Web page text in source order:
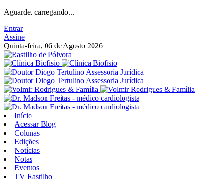
Aguarde, carregando...
Entrar
Assine
Quinta-feira, 06 de Agosto 2026
Início
Acessar Blog
Colunas
Edições
Notícias
Notas
Eventos
TV Rastilho